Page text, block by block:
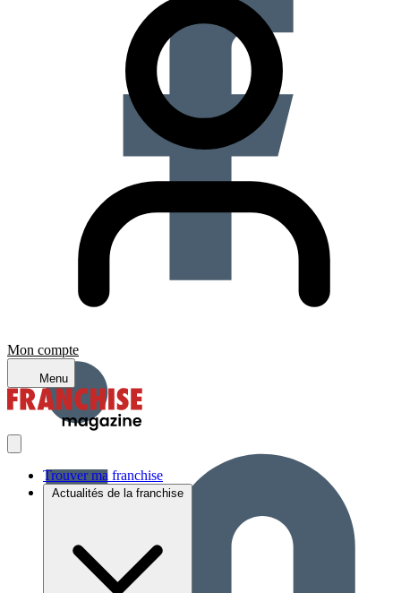
Mon compte
Menu
Trouver ma franchise
Actualités de la franchise